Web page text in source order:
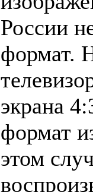
России
формат.
экрана
формат
этом